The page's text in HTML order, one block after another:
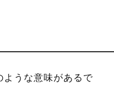
ような意味があるで